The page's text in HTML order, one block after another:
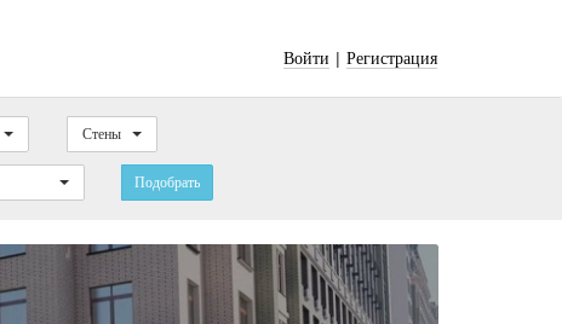
Войти | Регистрация
Стены
Подобрать